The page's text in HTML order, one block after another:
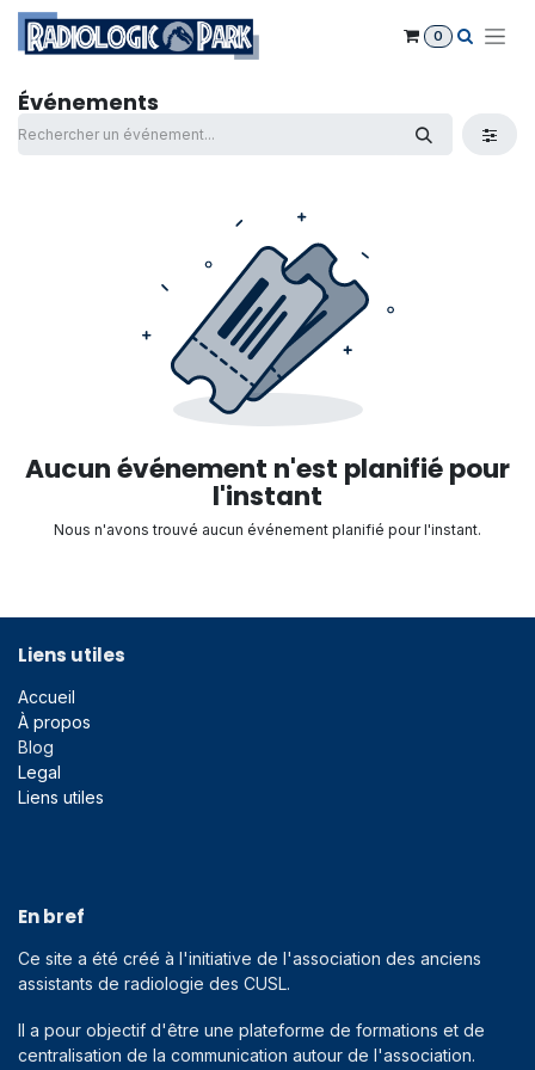
Se rendre au contenu
0
Événements
Aucun événement n'est planifié pour
l'instant
Nous n'avons trouvé aucun événement planifié pour l'instant.
Liens utiles
Accueil
À propos
Blog
Legal
Liens utiles
En bref
Ce site a été créé à l'initiative de l'association des anciens
assistants de radiologie des CUSL.
Il a pour objectif d'être une plateforme de formations et de
centralisation de la communication autour de l'association.